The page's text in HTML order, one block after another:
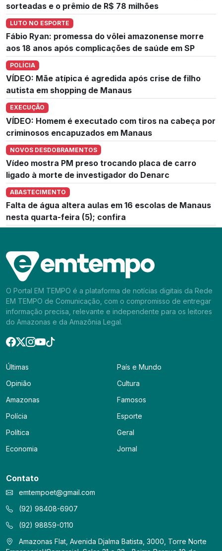
sorteadas e o prêmio de R$ 78 milhões
LUTO NO ESPORTE
Fábio Ryan: promessa do vôlei amazonense morre
aos 18 anos após complicações de saúde em SP
POLÍCIA
VÍDEO: Mãe atípica é agredida após crise de filho
autista em shopping de Manaus
EXECUÇÃO
VÍDEO: Homem é executado com tiros na cabeça por
criminosos encapuzados em Manaus
NOVOS DESDOBRAMENTOS
Vídeo mostra PM preso trocando placa de carro
ligado à morte de investigador do Denarc
ABASTECIMENTO
Falta de água altera aulas em 16 escolas de Manaus
nesta quarta-feira (5); confira
O Portal EM TEMPO é a plataforma de notícias digitais da Rede
EM TEMPO de Comunicação, com o compromisso de entregar
informação precisa, relevante e independente para os leitores
do Amazonas e da Amazônia Legal.
Últimas
Opinião
Amazonas
Polícia
Política
Economia
País e Mundo
Cultura
Famosos
Esporte
Geral
Jornal
Contato
emtempoet@gmail.com
(92) 98408-6907
(92) 98859-0110
Amazonas Flat, Avenida Djalma Batista, 3000, Torre Norte